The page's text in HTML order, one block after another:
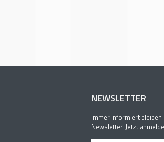
NEWSLETTER
Immer informiert
Newsletter. Jetzt